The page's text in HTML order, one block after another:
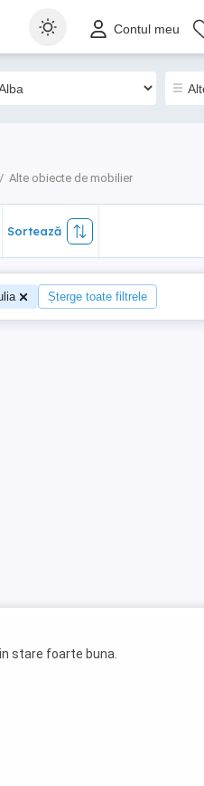
Contul meu
Alte obiecte de mobilier
Sortează
Sortează
Șterge toate filtrele
stare foarte buna.